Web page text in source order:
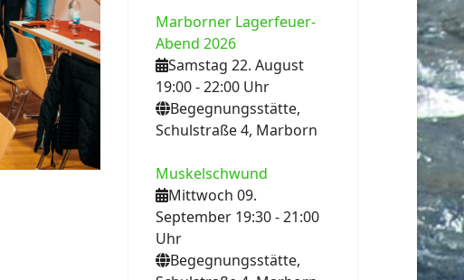
Marborner Lagerfeuer-
Abend 2026
Samstag 22. August
19:00- 22:00 Uhr
Begegnungsstätte,
Schulstraße 4, Marborn
Muskelschwund
Mittwoch 09.
September 19:30- 21:00
Uhr
Begegnungsstätte,